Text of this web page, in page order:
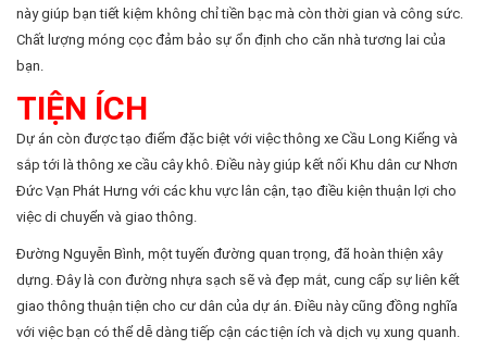
này giúp bạn tiết kiệm không chỉ tiền bạc mà còn thời gian và công sức.
Chất lượng móng cọc đảm bảo sự ổn định cho căn nhà tương lai của
bạn.
TIỆN ÍCH
Dự án còn được tạo điểm đặc biệt với việc thông xe Cầu Long Kiểng và
sắp tới là thông xe cầu cây khô. Điều này giúp kết nối Khu dân cư Nhơn
Đức Vạn Phát Hưng với các khu vực lân cận, tạo điều kiện thuận lợi cho
việc di chuyển và giao thông.
Đường Nguyễn Bình, một tuyến đường quan trọng, đã hoàn thiện xây
dựng. Đây là con đường nhựa sạch sẽ và đẹp mắt, cung cấp sự liên kết
giao thông thuận tiện cho cư dân của dự án. Điều này cũng đồng nghĩa
với việc bạn có thể dễ dàng tiếp cận các tiện ích và dịch vụ xung quanh.